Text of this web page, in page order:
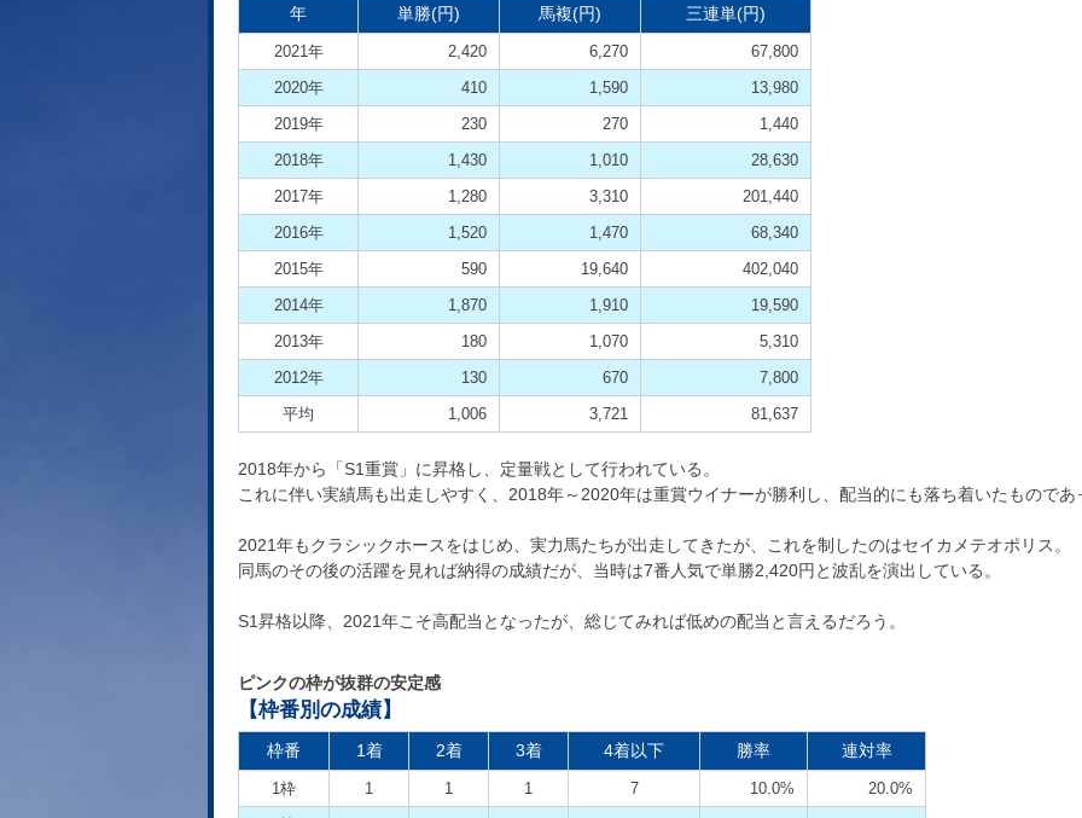
年 単勝(円) 馬複(円) 三連単(円)
2021年 2,420 6,270
67,800
2020年
410 1,590
13,980
2019年
230 270
1,440
2018年
1,430 1,010
28,630
2017年
1,280 3,310
201,440
2016年
1,520 1,470
68,340
2015年
590 19,640
402,040
2014年
1,870 1,910
19,590
2013年
180 1,070
5,310
2012年
130 670
7,800
平均
1,006 3,721 81,637
2018年から「S1重賞」に昇格し、定量戦として行われている。
これに伴い実績馬も出走しやすく、2018年～2020年は重賞ウイナーが勝利し、配当的にも落ち着いたものであ
2021年もクラシックホースをはじめ、実力馬たちが出走してきたが、これを制したのはセイカメテオポリス。
同馬のその後の活躍を見れば納得の成績だが、当時は7番人気で単勝2,420円と波乱を演出している。
S1昇格以降、2021年こそ高配当となったが、総じてみれば低めの配当と言えるだろう。
ピンクの枠が抜群の安定感
【枠番別の成績】
枠番 1着 2着 3着 4着以下 勝率 連対率
1枠 1 1 1 7 10.0%
20.0%